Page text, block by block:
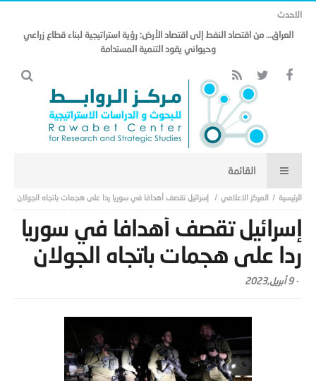
الاحدث
العراق… من اقتصاد النفط إلى اقتصاد الأرض: رؤية استراتيجية لبناء قطاع زراعي
وحيواني يقود التنمية المستدامة
المركز الاعلامي إسرائيل تقصف أهدافا في سوريا ردا على هجمات باتجاه الجولان
إسرائيل تقصف أهدافا في سوريا
ردا على هجمات باتجاه الجولان
-9 أبريل,2023